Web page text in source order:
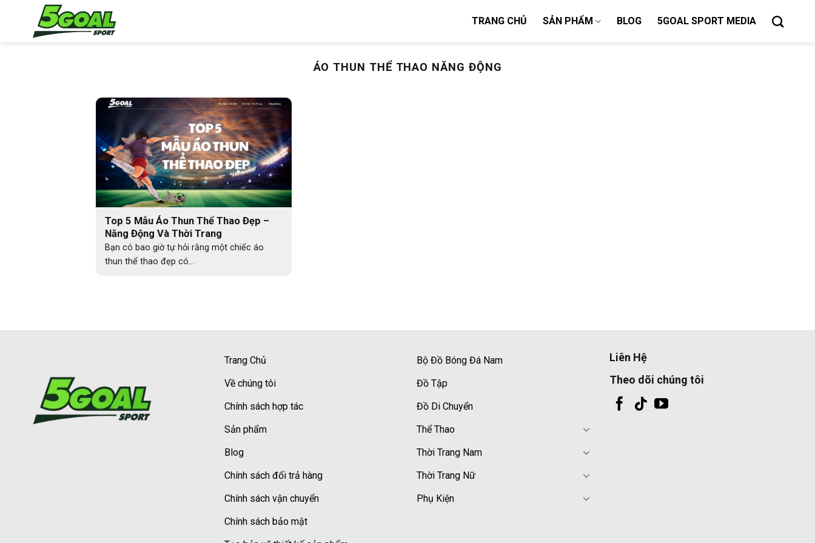
TRANG CHỦ SẢN PHẨM BLOG 5GOAL SPORT MEDIA
ÁO THUN THỂ THAO NĂNG ĐỘNG
Top 5 Mẫu Áo Thun Thể Thao Đẹp –
Năng Động Và Thời Trang
Bạn có bao giờ tự hỏi rằng một chiếc áo
thun thể thao đẹp có...
Trang Chủ
Về chúng tôi
Chính sách hợp tác
Sản phẩm
Blog
Chính sách đổi trả hàng
Chính sách vận chuyển
Chính sách bảo mật
Bộ Đồ Bóng Đá Nam
Đồ Tập
Đồ Di Chuyển
Thể Thao
Thời Trang Nam
Thời Trang Nữ
Phụ Kiện
Liên Hệ
Theo dõi chúng tôi